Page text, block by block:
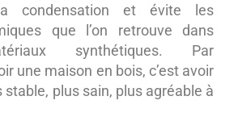
condensation et évite les
que l’on retrouve dans
synthétiques. Par
une maison en bois, c’est avoir
stable, plus sain, plus agréable à